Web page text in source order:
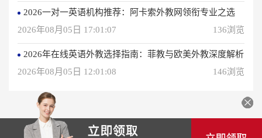
2026一对一英语机构推荐：阿卡索外教网领衔专业之选
2026年08月05日 17:01:07
136浏览
2026年在线英语外教选择指南：菲教与欧美外教深度解析
2026年08月05日 12:01:08
146浏览